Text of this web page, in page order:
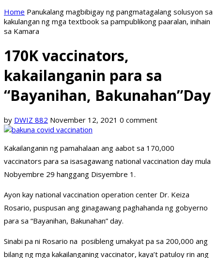
Home Panukalang magbibigay ng pangmatagalang solusyon sa
kakulangan ng mga textbook sa pampublikong paaralan, inihain
sa Kamara
170K vaccinators,
kakailanganin para sa
“Bayanihan, Bakunahan”Day
by DWIZ 882 November 12, 2021 0 comment
Kakailanganin ng pamahalaan ang aabot sa 170,000
vaccinators para sa isasagawang national vaccination day mula
Nobyembre 29 hanggang Disyembre 1.
Ayon kay national vaccination operation center Dr. Keiza
Rosario, puspusan ang ginagawang paghahanda ng gobyerno
para sa “Bayanihan, Bakunahan” day.
Sinabi pa ni Rosario na posibleng umakyat pa sa 200,000 ang
bilang ng mga kakailanganing vaccinator, kaya’t patuloy rin ang